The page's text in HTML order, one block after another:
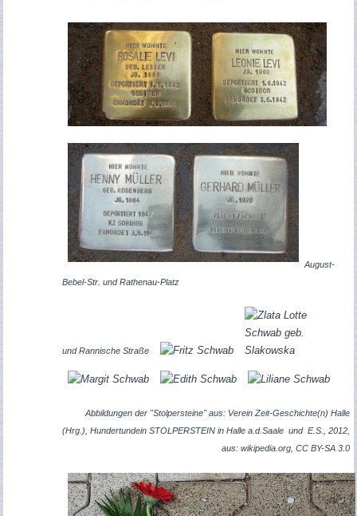
August-
Bebel-Str. und Rathenau-Platz
und Rannische Straße
Abbildungen der "Stolpersteine" aus: Verein Zeit-Geschichte(n) Halle
(Hrg.), Hundertundein STOLPERSTEIN in Halle a.d.Saale und E.S., 2012,
aus: wikipedia.org, CC BY-SA 3.0